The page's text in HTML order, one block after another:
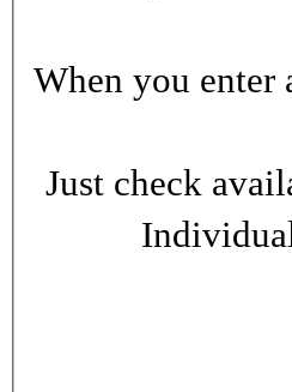
When you enter
Just check